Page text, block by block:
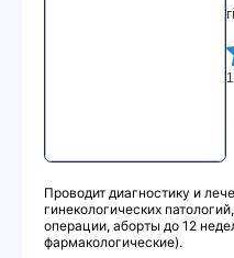
Проводит диагностику и
гинекологических
операции, аборты до 12
фармакологические).